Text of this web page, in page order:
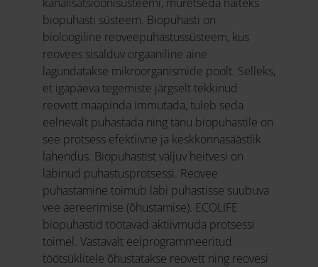
biopuhasti süsteem. Biopuhasti on
bioloogiline reoveepuhastussüsteem, kus
reovees sisalduv orgaaniline aine
lagundatakse mikroorganismide poolt. Selleks,
et igapäeva tegemiste järgselt tekkinud
reovett maapinda immutada, tuleb seda
eelnevalt puhastada ning tänu biopuhastile on
see protsess efektiivne ja keskkonnasäästlik
lahendus. Biopuhastist väljuv heitvesi on
läbinud puhastusprotsessi. Reovee
puhastamine toimub läbi puhastisse suubuva
vee aereerimise (õhustamise). ECOLIFE
biopuhastid töötavad aktiivmuda protsessi
toimel. Vastavalt eelprogrammeeritud
töötsüklitele õhustatakse reovett ning reovesi